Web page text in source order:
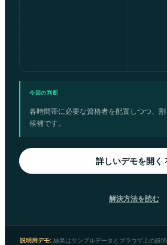
今回の判断
各時間帯に必要な資格者を配置しつつ、
候補です。
詳しいデモを開く
解決方法を読む
説明用デモ: 結果はサンプルデータとブラウザ上の説